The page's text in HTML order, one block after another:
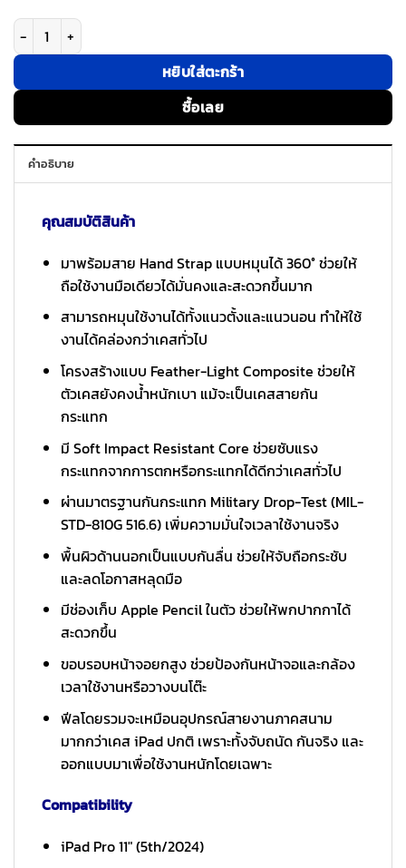
จำนวน UAG รุ่น Metropolis with Hand Strap - เคส iPad Pro 11" (5th/
หยิบใส่ตะกร้า
ซื้อเลย
คำอธิบาย
คุณสมบัติสินค้า
มาพร้อมสาย Hand Strap แบบหมุนได้ 360° ช่วยให้
ถือใช้งานมือเดียวได้มั่นคงและสะดวกขึ้นมาก
สามารถหมุนใช้งานได้ทั้งแนวตั้งและแนวนอน ทำให้ใช้
งานได้คล่องกว่าเคสทั่วไป
โครงสร้างแบบ Feather-Light Composite ช่วยให้
ตัวเคสยังคงน้ำหนักเบา แม้จะเป็นเคสสายกัน
กระแทก
มี Soft Impact Resistant Core ช่วยซับแรง
กระแทกจากการตกหรือกระแทกได้ดีกว่าเคสทั่วไป
ผ่านมาตรฐานกันกระแทก Military Drop-Test (MIL-
STD-810G 516.6) เพิ่มความมั่นใจเวลาใช้งานจริง
พื้นผิวด้านนอกเป็นแบบกันลื่น ช่วยให้จับถือกระชับ
และลดโอกาสหลุดมือ
มีช่องเก็บ Apple Pencil ในตัว ช่วยให้พกปากกาได้
สะดวกขึ้น
ขอบรอบหน้าจอยกสูง ช่วยป้องกันหน้าจอและกล้อง
เวลาใช้งานหรือวางบนโต๊ะ
ฟีลโดยรวมจะเหมือนอุปกรณ์สายงานภาคสนาม
มากกว่าเคส iPad ปกติ เพราะทั้งจับถนัด กันจริง และ
ออกแบบมาเพื่อใช้งานหนักโดยเฉพาะ
Compatibility
iPad Pro 11″ (5th/2024)